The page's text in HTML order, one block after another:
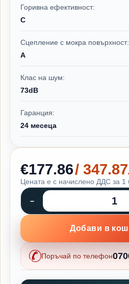
Горивна ефективност:
C
Сцепление с мокра повърхност:
A
Клас на шум:
73dB
Гаранция:
24 месеца
€177.86/
Цената е с начислено ДДС за 1
Добави в
Поръчай по телефон